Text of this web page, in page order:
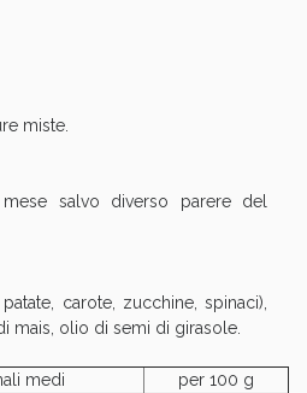
miste.
salvo diverso parere del
carote, zucchine, spinaci),
mais, olio di semi di girasole.
medi
per 100 g
Sconto fino al 40% valido